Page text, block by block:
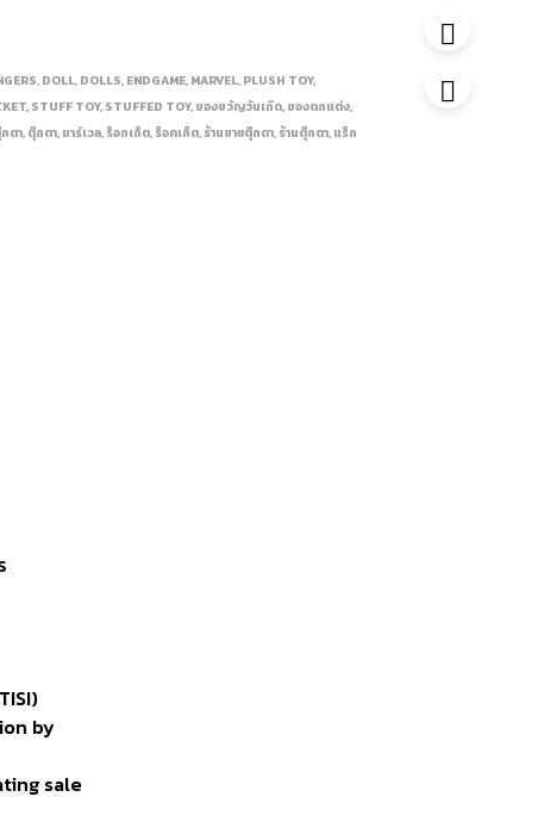
, DOLL, DOLLS, ENDGAME, MARVEL, PLUSH TOY,
, STUFF TOY, STUFFED TOY, ของขวัญวันเกิด, ของตกแต่ง,
ตา, ตุ๊กตา, มาร์เวล, ร็อกเก็ต, ร็อคเก็ต, ร้านขายตุ๊กตา, ร้านตุ๊กตา, แร็ก
by
sale